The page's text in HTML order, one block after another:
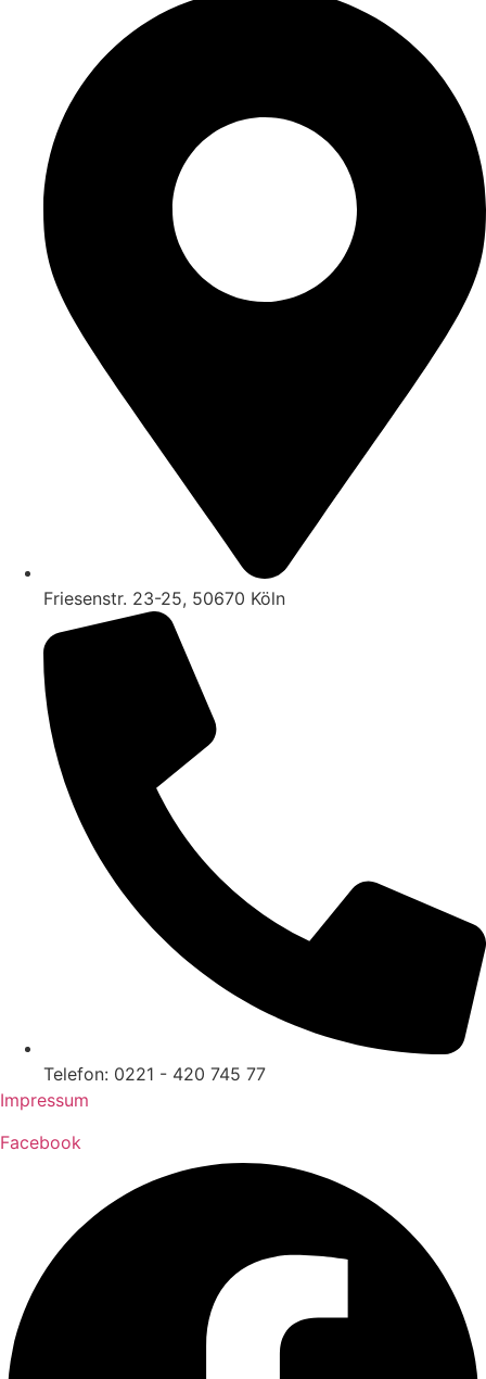
Friesenstr. 23-25, 50670 Köln
Telefon: 0221 - 420 745 77
Impressum
Facebook